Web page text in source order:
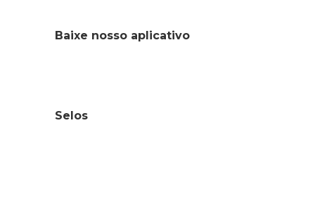
Baixe nosso aplicativo
Selos